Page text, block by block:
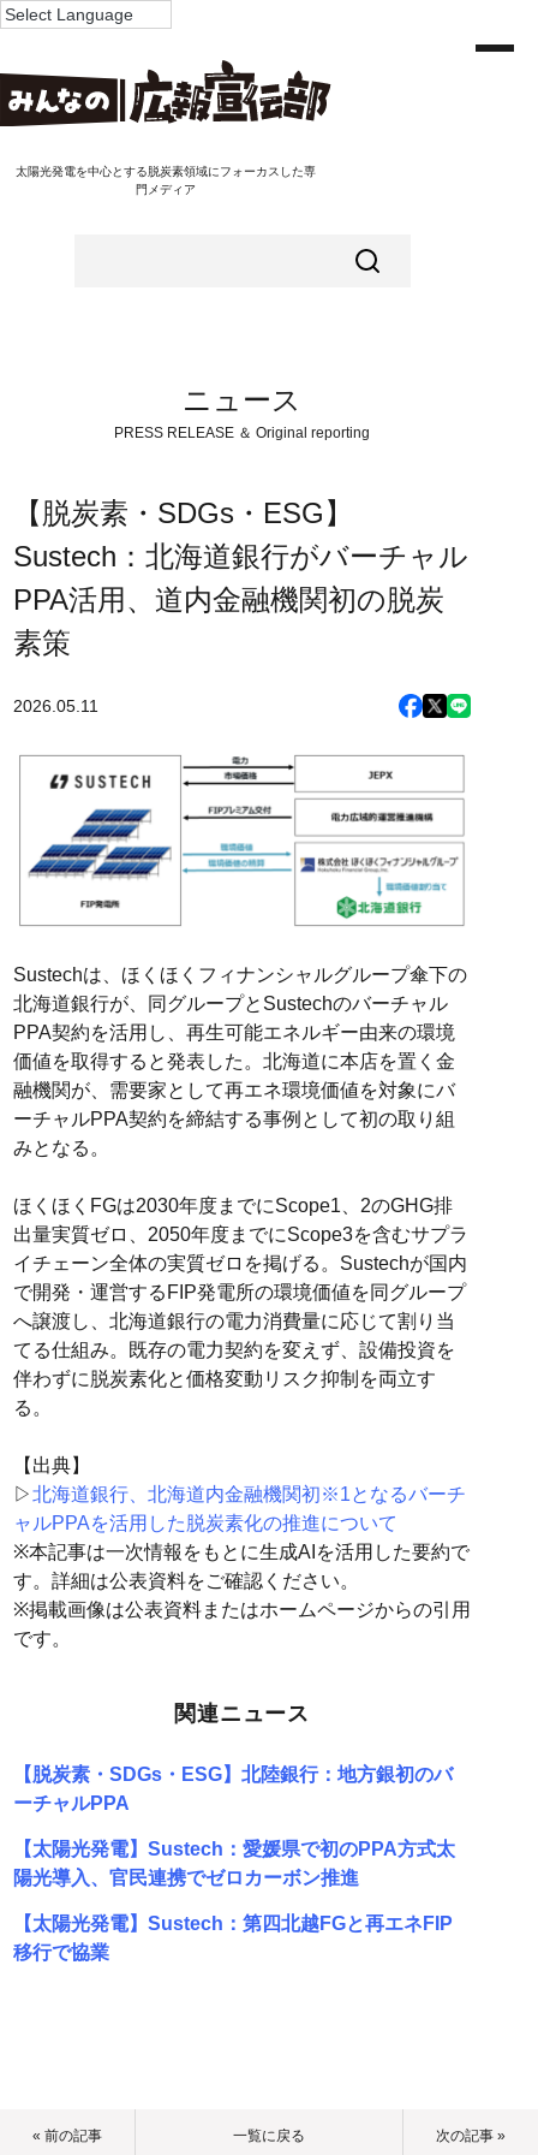
太陽光発電を中心とする脱炭素領域にフォーカスした専
門メディア
ニュース
PRESS RELEASE ＆ Original reporting
【脱炭素・SDGs・ESG】
Sustech：北海道銀行がバーチャル
PPA活用、道内金融機関初の脱炭
素策
2026.05.11
Sustechは、ほくほくフィナンシャルグループ傘下の
北海道銀行が、同グループとSustechのバーチャル
PPA契約を活用し、再生可能エネルギー由来の環境
価値を取得すると発表した。北海道に本店を置く金
融機関が、需要家として再エネ環境価値を対象にバ
ーチャルPPA契約を締結する事例として初の取り組
みとなる。
ほくほくFGは2030年度までにScope1、2のGHG排
出量実質ゼロ、2050年度までにScope3を含むサプラ
イチェーン全体の実質ゼロを掲げる。Sustechが国内
で開発・運営するFIP発電所の環境価値を同グループ
へ譲渡し、北海道銀行の電力消費量に応じて割り当
てる仕組み。既存の電力契約を変えず、設備投資を
伴わずに脱炭素化と価格変動リスク抑制を両立す
る。
【出典】
▷北海道銀行、北海道内金融機関初※1となるバーチ
ャルPPAを活用した脱炭素化の推進について
※本記事は一次情報をもとに生成AIを活用した要約で
す。詳細は公表資料をご確認ください。
※掲載画像は公表資料またはホームページからの引用
です。
関連ニュース
【脱炭素・SDGs・ESG】北陸銀行：地方銀初のバ
ーチャルPPA
【太陽光発電】Sustech：愛媛県で初のPPA方式太
陽光導入、官民連携でゼロカーボン推進
【太陽光発電】Sustech：第四北越FGと再エネFIP
移行で協業
« 前の記事 一覧に戻る 次の記事 »